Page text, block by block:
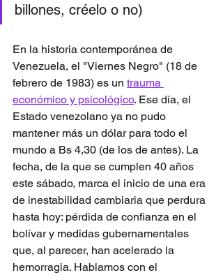
billones, créelo o no)
En la historia contemporánea de
Venezuela, el "Viernes Negro" (18 de
febrero de 1983) es un trauma
económico y psicológico. Ese día, el
Estado venezolano ya no pudo
mantener más un dólar para todo el
mundo a Bs 4,30 (de los de antes). La
fecha, de la que se cumplen 40 años
este sábado, marca el inicio de una era
de inestabilidad cambiaria que perdura
hasta hoy: pérdida de confianza en el
bolívar y medidas gubernamentales
que, al parecer, han acelerado la
hemorragia. Hablamos con el